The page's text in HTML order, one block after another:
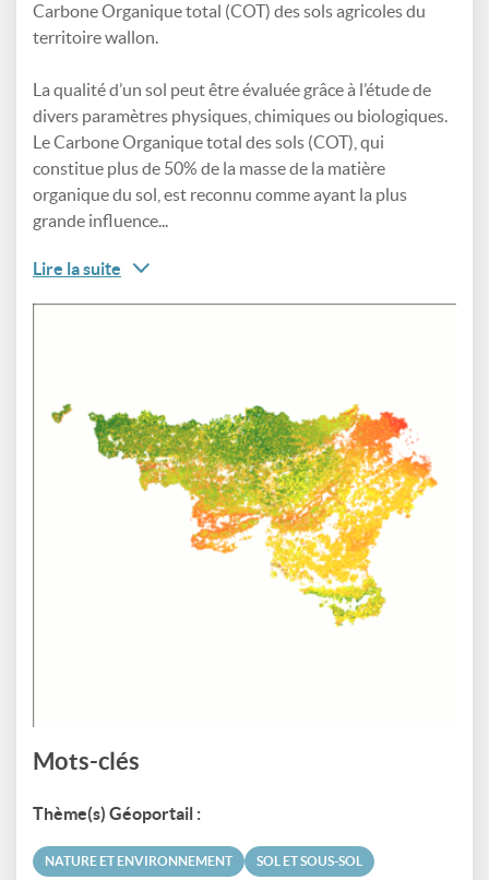
Carbone Organique total (COT) des sols agricoles du
territoire wallon.
La qualité d’un sol peut être évaluée grâce à l’étude de
divers paramètres physiques, chimiques ou biologiques.
Le Carbone Organique total des sols (COT), qui
constitue plus de 50% de la masse de la matière
organique du sol, est reconnu comme ayant la plus
grande influence...
Lire la suite
Mots-clés
Thème(s) Géoportail :
NATURE ET ENVIRONNEMENT SOL ET SOUS-SOL